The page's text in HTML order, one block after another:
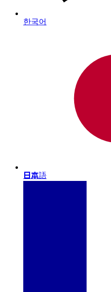
한국어
日本語